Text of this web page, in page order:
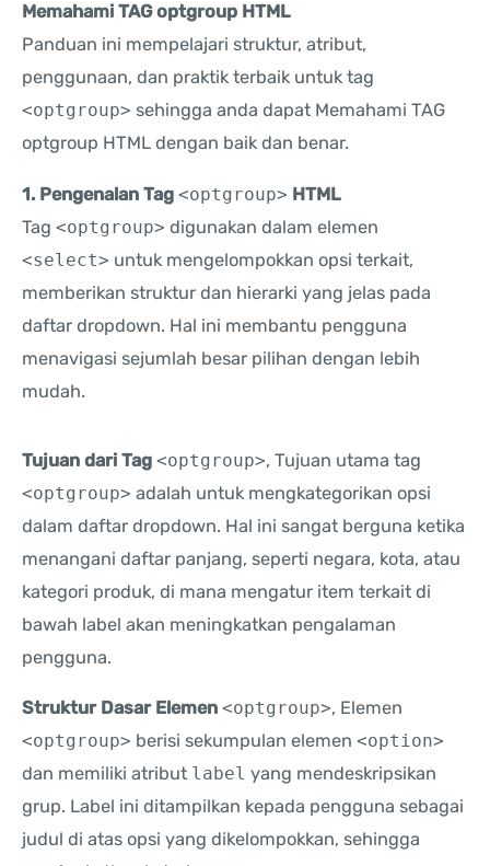
Memahami TAG optgroup HTML
Panduan ini mempelajari struktur, atribut,
penggunaan, dan praktik terbaik untuk tag
<optgroup> sehingga anda dapat Memahami TAG
optgroup HTML dengan baik dan benar.
1. Pengenalan Tag <optgroup> HTML
Tag <optgroup> digunakan dalam elemen
<select> untuk mengelompokkan opsi terkait,
memberikan struktur dan hierarki yang jelas pada
daftar dropdown. Hal ini membantu pengguna
menavigasi sejumlah besar pilihan dengan lebih
mudah.
Tujuan dari Tag <optgroup>, Tujuan utama tag
<optgroup> adalah untuk mengkategorikan opsi
dalam daftar dropdown. Hal ini sangat berguna ketika
menangani daftar panjang, seperti negara, kota, atau
kategori produk, di mana mengatur item terkait di
bawah label akan meningkatkan pengalaman
pengguna.
Struktur Dasar Elemen <optgroup>, Elemen
<optgroup> berisi sekumpulan elemen <option>
dan memiliki atribut label yang mendeskripsikan
grup. Label ini ditampilkan kepada pengguna sebagai
judul di atas opsi yang dikelompokkan, sehingga